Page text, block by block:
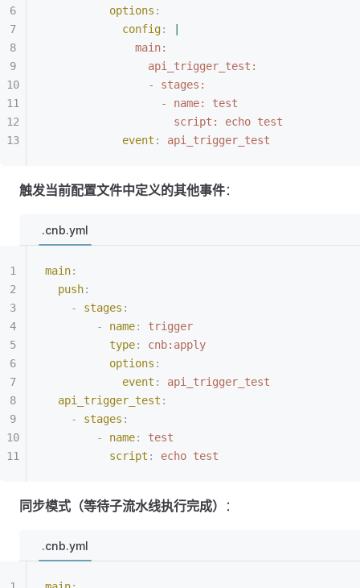
          options
:
            config
:
              main:
                api_trigger_test:
                - stages:
                  - name: test
                    script: echo test
            event
: api_trigger_test
触发当前配置文件中定义的其他事件：
.cnb.yml
main:
  push
:
    -
stages :
        -
name:
trigger
          type
:
cnb:apply
          options
:
            event
:
api_trigger_test
  api_trigger_test
:
    -
stages :
        -
name:
test
          script
: echo test
同步模式（等待子流水线执行完成） ：
.cnb.yml